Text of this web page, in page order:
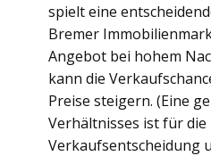
spielt eine
Bremer
Angebot bei hohem
kann die
Preise steigern. (Eine
Verhältnisses ist für die
Verkaufsentscheidung